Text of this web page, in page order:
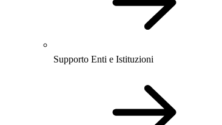
Supporto Enti e Istituzioni